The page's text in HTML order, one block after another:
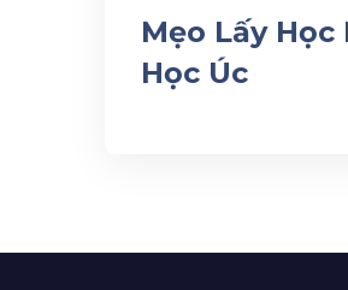
Mẹo Lấy Học
Học Úc